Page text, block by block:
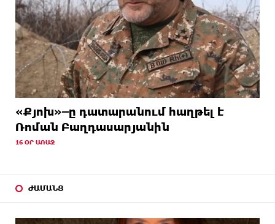
«Քյոխ»–ը դատարանում հաղթել է
Ռոման Բաղդասարյանին
16 ՕՐ ԱՌԱՋ
ԺԱՄԱՆՑ